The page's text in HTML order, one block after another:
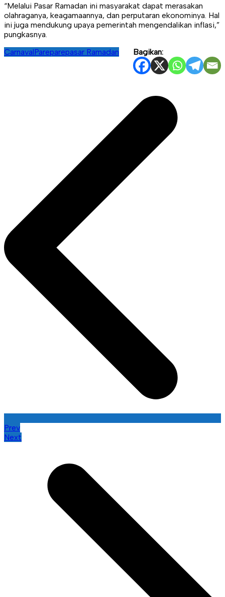
“Melalui Pasar Ramadan ini masyarakat dapat merasakan
olahraganya, keagamaannya, dan perputaran ekonominya. Hal
ini juga mendukung upaya pemerintah mengendalikan inflasi,”
pungkasnya.
Bagikan:
CarnavalPareparepasar Ramadan
Prev
Next